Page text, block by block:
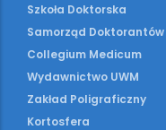
Szkoła Doktorska
Samorząd Doktorantów
Collegium Medicum
Wydawnictwo UWM
Zakład Poligraficzny
Kortosfera